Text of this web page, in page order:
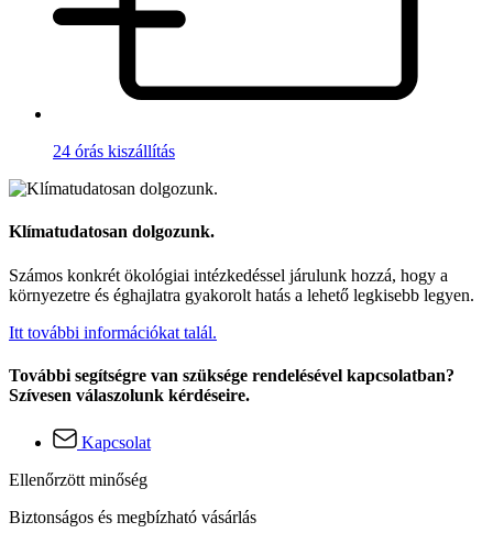
24 órás kiszállítás
Klímatudatosan dolgozunk.
Számos konkrét ökológiai intézkedéssel járulunk hozzá, hogy a
környezetre és éghajlatra gyakorolt hatás a lehető legkisebb legyen.
Itt további információkat talál.
További segítségre van szüksége rendelésével kapcsolatban?
Szívesen válaszolunk kérdéseire.
Kapcsolat
Ellenőrzött minőség
Biztonságos és megbízható vásárlás